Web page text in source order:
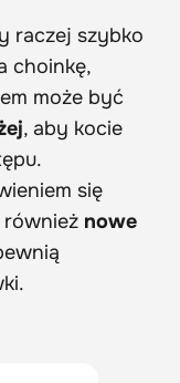
raczej szybko
choinkę,
może być
, aby kocie
się
również nowe